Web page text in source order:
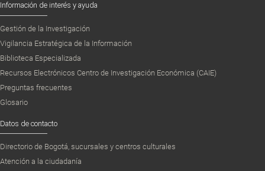
Información de interés y ayuda
Gestión de la Investigación
Vigilancia Estratégica de la Información
Biblioteca Especializada
Recursos Electrónicos Centro de Investigación Económica (CAIE)
Preguntas frecuentes
Glosario
Datos de contacto
Directorio de Bogotá, sucursales y centros culturales
Atención a la ciudadanía